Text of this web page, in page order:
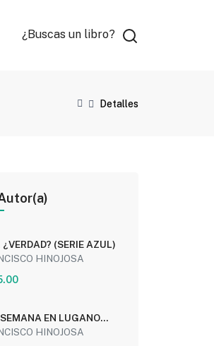
¿Buscas un libro?
Detalles
(SERIE AZUL)
HINOJOSA
EN LUGANO
AZUL)HINOJOSA